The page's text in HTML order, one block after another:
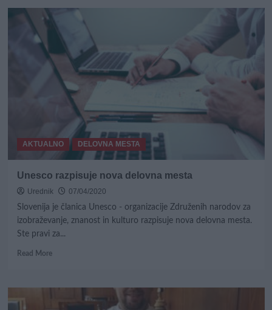
AKTUALNO DELOVNA MESTA
Unesco razpisuje nova delovna mesta
Urednik
07/04/2020
Slovenija je članica Unesco - organizacije Združenih narodov za
izobraževanje, znanost in kulturo razpisuje nova delovna mesta.
Ste pravi za...
Read MoreRead
Unesco